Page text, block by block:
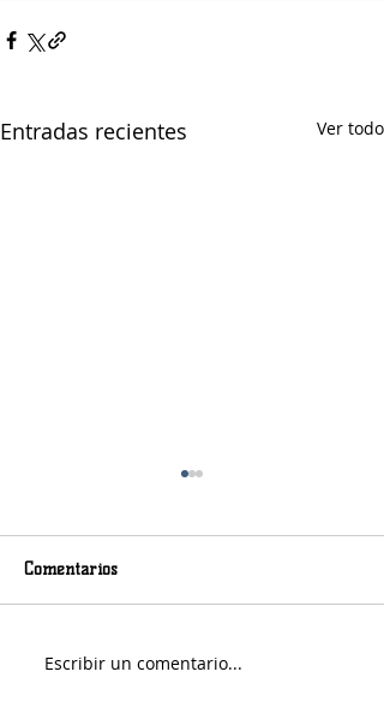
Entradas recientes Ver todo
Comentarios
Escribir un comentario...